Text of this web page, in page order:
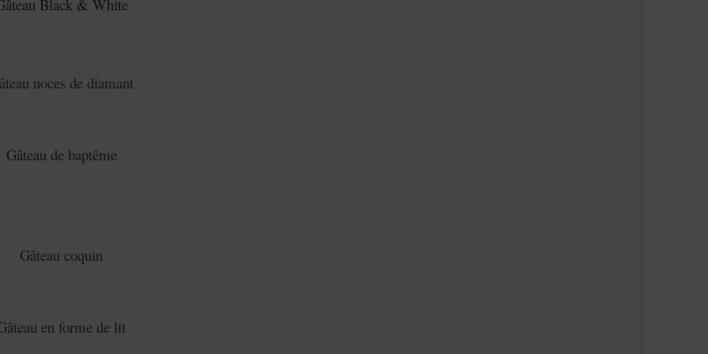
Black & White
noces de diamant
Gâteau de baptême
Gâteau coquin
en forme de lit